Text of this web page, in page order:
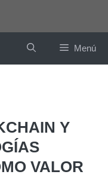
Menú
Y
VALOR